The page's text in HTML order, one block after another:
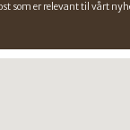
som er relevant til vårt